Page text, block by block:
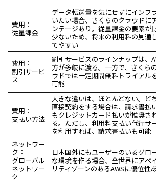
費用：
従量課金
データ転送量を気にせずにインフ
いたい場合、さくらのクラウドに
ンテージあり。従量課金の要素が
少ないため、将来の利用料の見通
てやすい
費用：
割引サービ
ス
割引サービスのラインナップは、
方が多岐に渡る。一方で、さくら
ウドでは一定期間無料トライアル
可能
費用：
支払い方法
大きな違いは、ほとんどない。ど
直接契約をする場合は、請求書払
もクレジットカード払いが推奨さ
る。ただし、利用料支払い代行サ
を利用すれば、請求書払いも可能
ネットワー
ク：
グローバル
ネットワー
ク
日本国外にもユーザーのいるグロ
な環境を作る場合、全世界にアベ
リティゾーンのあるAWSに優位性